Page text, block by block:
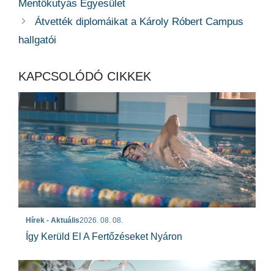
Mentőkutyás Egyesület
Átvették diplomáikat a Károly Róbert Campus
hallgatói
KAPCSOLÓDÓ CIKKEK
Hírek - Aktuális2026. 08. 08.
Így Kerüld El A Fertőzéseket Nyáron